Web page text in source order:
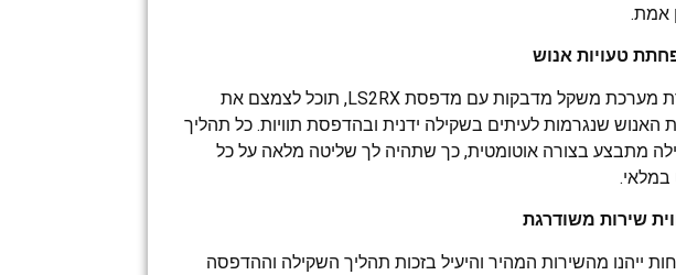
אמת.
בעזרת מערכת משקל מדבקות עם מדפסת LS2RX, תוכל לצמצם את
האנוש שנגרמות לעיתים בשקילה ידנית ובהדפסת תוויות. כל תהליך
מתבצע בצורה אוטומטית, כך שתהיה לך שליטה מלאה על כל
במלאי.
ייהנו מהשירות המהיר והיעיל בזכות תהליך השקילה וההדפסה